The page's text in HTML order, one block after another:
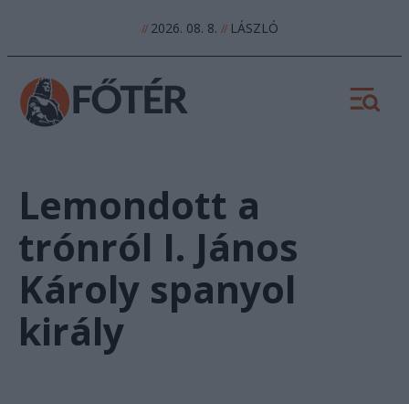
//2026. 08. 8. //LÁSZLÓ
Lemondott a
trónról I. János
Károly spanyol
király